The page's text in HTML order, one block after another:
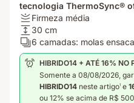
tecnologia ThermoSync®
acompanha o corpo e
Firmeza:
Firmeza
média
Firmeza média
Altura:
30
cm
30 cm
Camadas:
6
camadas:
molas
ensacadas
6 camadas: molas
HIBRIDO14 + ATÉ 16% NO
Somente a 08/08/2026,
HIBRIDO14 neste artigo1 e
ou 12% se acima de R$